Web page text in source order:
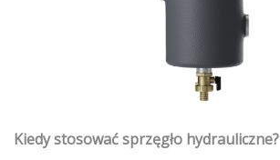
Kiedy stosować sprzęgło hydrauliczne?